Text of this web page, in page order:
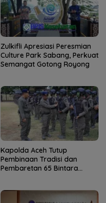
Zulkifli Apresiasi Peresmian
Culture Park Sabang, Perkuat
Semangat Gotong Royong
Kapolda Aceh Tutup
Pembinaan Tradisi dan
Pembaretan 65 Bintara